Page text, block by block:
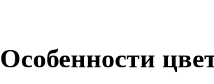
Особенности